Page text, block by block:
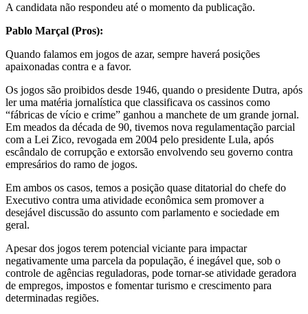
A candidata não respondeu até o momento da publicação.
Pablo Marçal (Pros):
Quando falamos em jogos de azar, sempre haverá posições
apaixonadas contra e a favor.
Os jogos são proibidos desde 1946, quando o presidente Dutra, após
ler uma matéria jornalística que classificava os cassinos como
“fábricas de vício e crime” ganhou a manchete de um grande jornal.
Em meados da década de 90, tivemos nova regulamentação parcial
com a Lei Zico, revogada em 2004 pelo presidente Lula, após
escândalo de corrupção e extorsão envolvendo seu governo contra
empresários do ramo de jogos.
Em ambos os casos, temos a posição quase ditatorial do chefe do
Executivo contra uma atividade econômica sem promover a
desejável discussão do assunto com parlamento e sociedade em
geral.
Apesar dos jogos terem potencial viciante para impactar
negativamente uma parcela da população, é inegável que, sob o
controle de agências reguladoras, pode tornar-se atividade geradora
de empregos, impostos e fomentar turismo e crescimento para
determinadas regiões.